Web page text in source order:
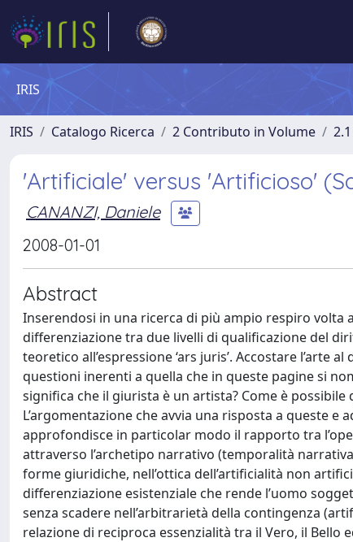
IRIS
IRIS Catalogo Ricerca 2 Contributo in Volume
'Artificiale' versus 'Artificioso'
CANANZI, Daniele
2008-01-01
Abstract
Inserendosi in una ricerca di più ampio respiro volta
differenziazione tra due livelli di qualificazione del
teoretico all’espressione ‘ars juris’. Accostare
questioni inerenti a quella che in queste pagine si
significa che il giurista è un artista? Come è
L’argomentazione che avvia una risposta a queste
approfondisce in particolar modo il rapporto tra
attraverso l’archetipo narrativo (temporalità
forme giuridiche, nell’ottica dell’artificialità non
differenziazione esistenziale che rende l’uomo
senza scadere nell’arbitrarietà della contingenza
relazione di reciproca essenzialità tra il Vero, il